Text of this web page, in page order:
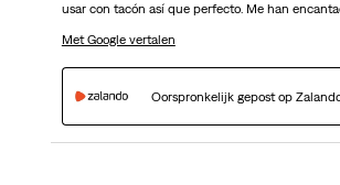
usar con tacón así que perfecto. Me han
Met Google vertalen
Oorspronkelijk gepost op